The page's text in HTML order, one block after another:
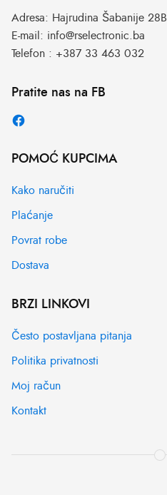
Adresa: Hajrudina Šabanije 28B
E-mail: info@rselectronic.ba
Telefon : +387 33 463 032
Pratite nas na FB
POMOĆ KUPCIMA
Kako naručiti
Plaćanje
Povrat robe
Dostava
BRZI LINKOVI
Često postavljana pitanja
Politika privatnosti
Moj račun
Kontakt